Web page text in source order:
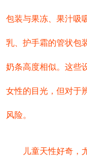
包装与果冻、果汁吸
乳、护手霜的管状包
奶条高度相似。这些
女性的目光，但对于
风险。
儿童天性好奇，